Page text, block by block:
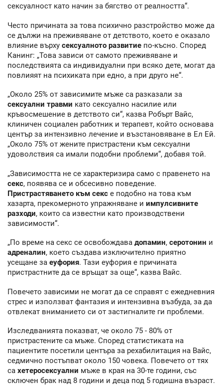
сексуалност като начин за бягство от реалността“.
Често причината за това психично разстройство може да
се дължи на преживяване от детството, което е оказало
влияние върху сексуалното развитие по-късно. Според
Канинг: „Това зависи от самото преживяване и
последствията са индивидуални при всяко дете, могат да
повлияят на психиката при едно, а при друго не“.
„Около 25% от зависимите мъже са разказали за
сексуални травми като сексуално насилие или
кръвосмешение в детството си“, казва Робърт Вайс,
клиничен социален работник и терапевт, който основава
център за интензивно лечение и възстановяване в Ел Ей.
„Около 75% от жените пристрастени към сексуални
удоволствия са имали подобни проблеми“, добавя той.
„Зависимостта не се характеризира само с правенето на
секс, появява се и обсесивно поведение.
Пристрастяването към секс е подобно на това към
хазарта, прекомерното упражняване и импулсивните
разходи, които са известни като производствени
зависимости“.
„По време на секс се освобождава допамин, серотонин и
адреналин, което създава изключително приятно
усещане за еуфория. Тази еуфория е причината
пристрастните да се връщат за още“, казва Вайс.
Повечето зависими не могат да се справят с ежедневния
стрес и използват фантазия и интензивна възбуда, за да
отвлекат вниманието си от застигналите ги проблеми.
Изследванията показват, че около 75 - 80% от
пристрастените са мъже. Според статистиката на
пациентите посетили центъра за рехабилитация на Вайс,
седмично постъпват около 150 човека. Повечето от тях
са хетеросексуални мъже в края на 30-те години, със
сключен брак над 8 години и деца под 5 годишна възраст.